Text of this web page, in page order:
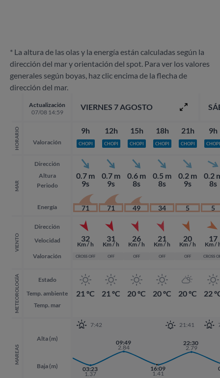
* La altura de las olas y la energía están calculadas según la
dirección del mar y orientación del spot. Para ver los valores
generales según boyas, haz clic encima de la flecha de
dirección del mar.
Actualización
07/08 14:59
HORARIO Valoración
MAR
Dirección
Altura
Periodo
Energía
VIENTO
Dirección
Velocidad
Valoración
METEOROLOGÍA
Estado
Temp. ambiente
Temp. mar
MAREAS
Alta (m)
Baja (m)
VIERNES 7 AGOSTO
9h
CHOPI
0.7 m
9s
71
32
Km / h
CROSS OFF
21 ºC
12h
CHOPI
0.7 m
9s
71
31
Km / h
OFF
21 ºC
15h
CHOPI
0.6 m
8s
49
26
Km / h
OFF
20 ºC
18h
CHOPI
0.5 m
8s
34
21
Km / h
OFF
20 ºC
21h
CHOPI
0.2 m
9s
5
20
Km / h
OFF
20 ºC
7:42 21:41
21:07
03:23
1.37
09:49
2.84
16:09
1.41
22:30
2.79
9h
CHOPI
0.2
8s
5
17
Km /
CROSS
22
22:30
2.79